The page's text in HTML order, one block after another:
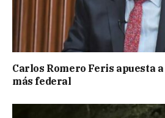
Carlos Romero Feris apuesta
más federal